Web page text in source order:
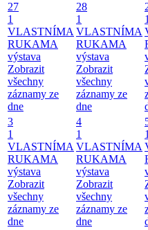
27
1
VLASTNÍMA
RUKAMA
výstava
Zobrazit
všechny
záznamy ze
dne
28
1
VLASTNÍMA
RUKAMA
výstava
Zobrazit
všechny
záznamy ze
dne
1
3
1
VLASTNÍMA
RUKAMA
výstava
Zobrazit
všechny
záznamy ze
dne
4
1
VLASTNÍMA
RUKAMA
výstava
Zobrazit
všechny
záznamy ze
dne
1